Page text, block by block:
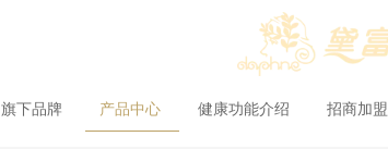
旗下品牌 产品中心 健康功能介绍 招商加盟